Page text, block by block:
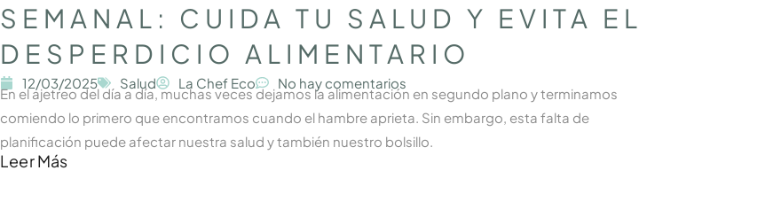
SEMANAL: CUIDA TU SALUD Y EVITA EL
DESPERDICIO ALIMENTARIO
12/03/2025 Salud La Chef Eco No hay comentarios
En el ajetreo del día a día, muchas veces dejamos la alimentación en segundo plano y terminamos
comiendo lo primero que encontramos cuando el hambre aprieta. Sin embargo, esta falta de
planificación puede afectar nuestra salud y también nuestro bolsillo.
Leer Más